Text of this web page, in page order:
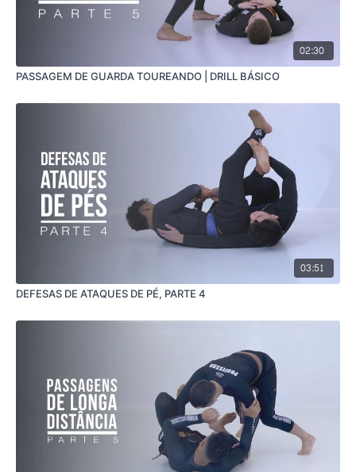
02:30
PASSAGEM DE GUARDA TOUREANDO | DRILL BÁSICO
03:51
DEFESAS DE ATAQUES DE PÉ, PARTE 4